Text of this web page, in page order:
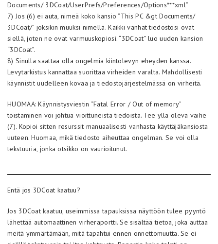
Documents/ 3DCoat/UserPrefs/Preferences/Options***xml”
7) Jos (6) ei auta, nimeä koko kansio “This PC &gt Documents/
3DCoat/” joksikin muuksi nimellä. Kaikki vanhat tiedostosi ovat
siellä, joten ne ovat varmuuskopiosi. “3DCoat” luo uuden kansion
“3DCoat”.
8) Sinulla saattaa olla ongelmia kiintolevyn eheyden kanssa.
Levytarkistus kannattaa suorittaa virheiden varalta. Mahdollisesti
käynnistit uudelleen kovaa ja tiedostojärjestelmässä on virheitä.
HUOMAA: Käynnistysviestin “Fatal Error / Out of memory”
toistaminen voi johtua vioittuneista tiedoista. Tee yllä oleva vaihe
(7). Kopioi sitten resurssit manuaalisesti vanhasta käyttäjäkansiosta
uuteen. Huomaa, mikä tiedosto aiheuttaa ongelman. Se voi olla
tekstuuria, jonka otsikko on vaurioitunut.
Entä jos 3DCoat kaatuu?
Jos 3DCoat kaatuu, useimmissa tapauksissa näyttöön tulee pyyntö
lähettää automaattinen virheraportti. Se sisältää tietoa, joka auttaa
meitä ymmärtämään, mitä tapahtui ennen onnettomuutta. Se ei